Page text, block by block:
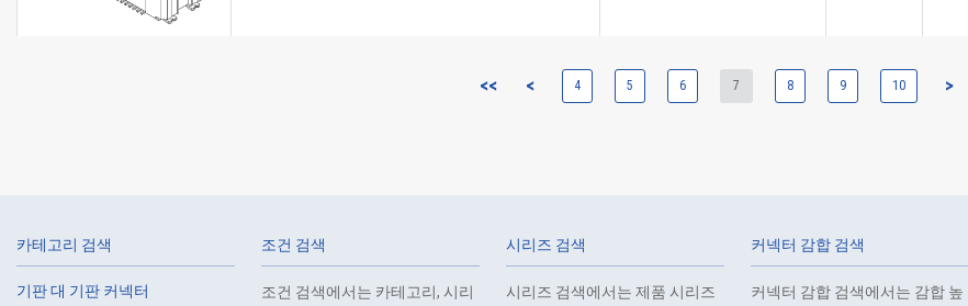
<< < 4 5 6 7 8 9 10 >
카테고리 검색
기판 대 기판 커넥터
조건 검색
조건 검색에서는 카테고리, 시리
시리즈 검색
시리즈 검색에서는 제품 시리즈
커넥터 감합 검색
커넥터 감합 검색에서는 감합 높